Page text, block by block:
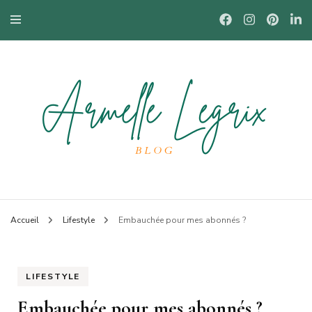
Armelle
Accueil Lifestyle Embauchée pour mes abonnés ?
LIFESTYLE